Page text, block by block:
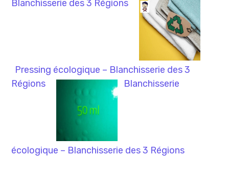
Blanchisserie des 3 Régions
Pressing écologique – Blanchisserie des 3
Régions
Blanchisserie
écologique – Blanchisserie des 3 Régions